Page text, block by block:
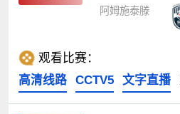
阿姆施泰滕
观看比赛：
高清线路
CCTV5 文字直播